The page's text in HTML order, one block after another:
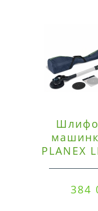
PLANEX
384